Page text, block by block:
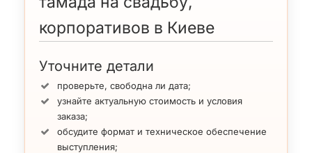
корпоративов в Киеве
Уточните детали
проверьте, свободна ли дата;
узнайте актуальную стоимость и условия
заказа;
обсудите формат и техническое обеспечение
выступления;